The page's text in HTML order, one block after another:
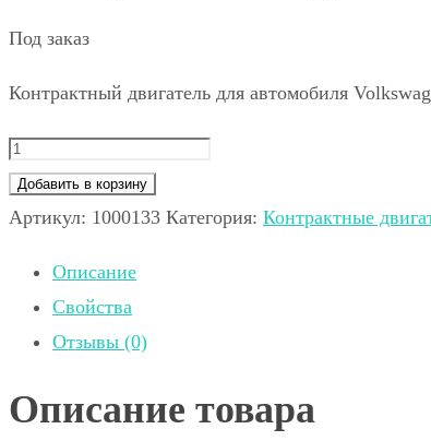
Под заказ
Контрактный двигатель для автомобиля
Добавить в корзину
Артикул: 1000133 Категория: Контрактные
Описание
Свойства
Отзывы (0)
Описание товара